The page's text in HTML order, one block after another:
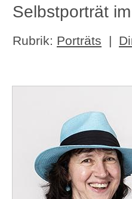
Selbstporträt
Rubrik: Porträts |